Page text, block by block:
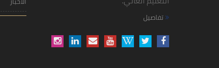
تفاصيل